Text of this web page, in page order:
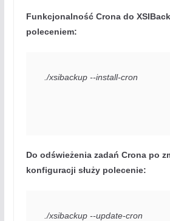
Funkcjonalność Crona do
poleceniem:
./xsibackup --install-cron
Do odświeżenia zadań Crona po
konfiguracji służy polecenie:
./xsibackup --update-cron